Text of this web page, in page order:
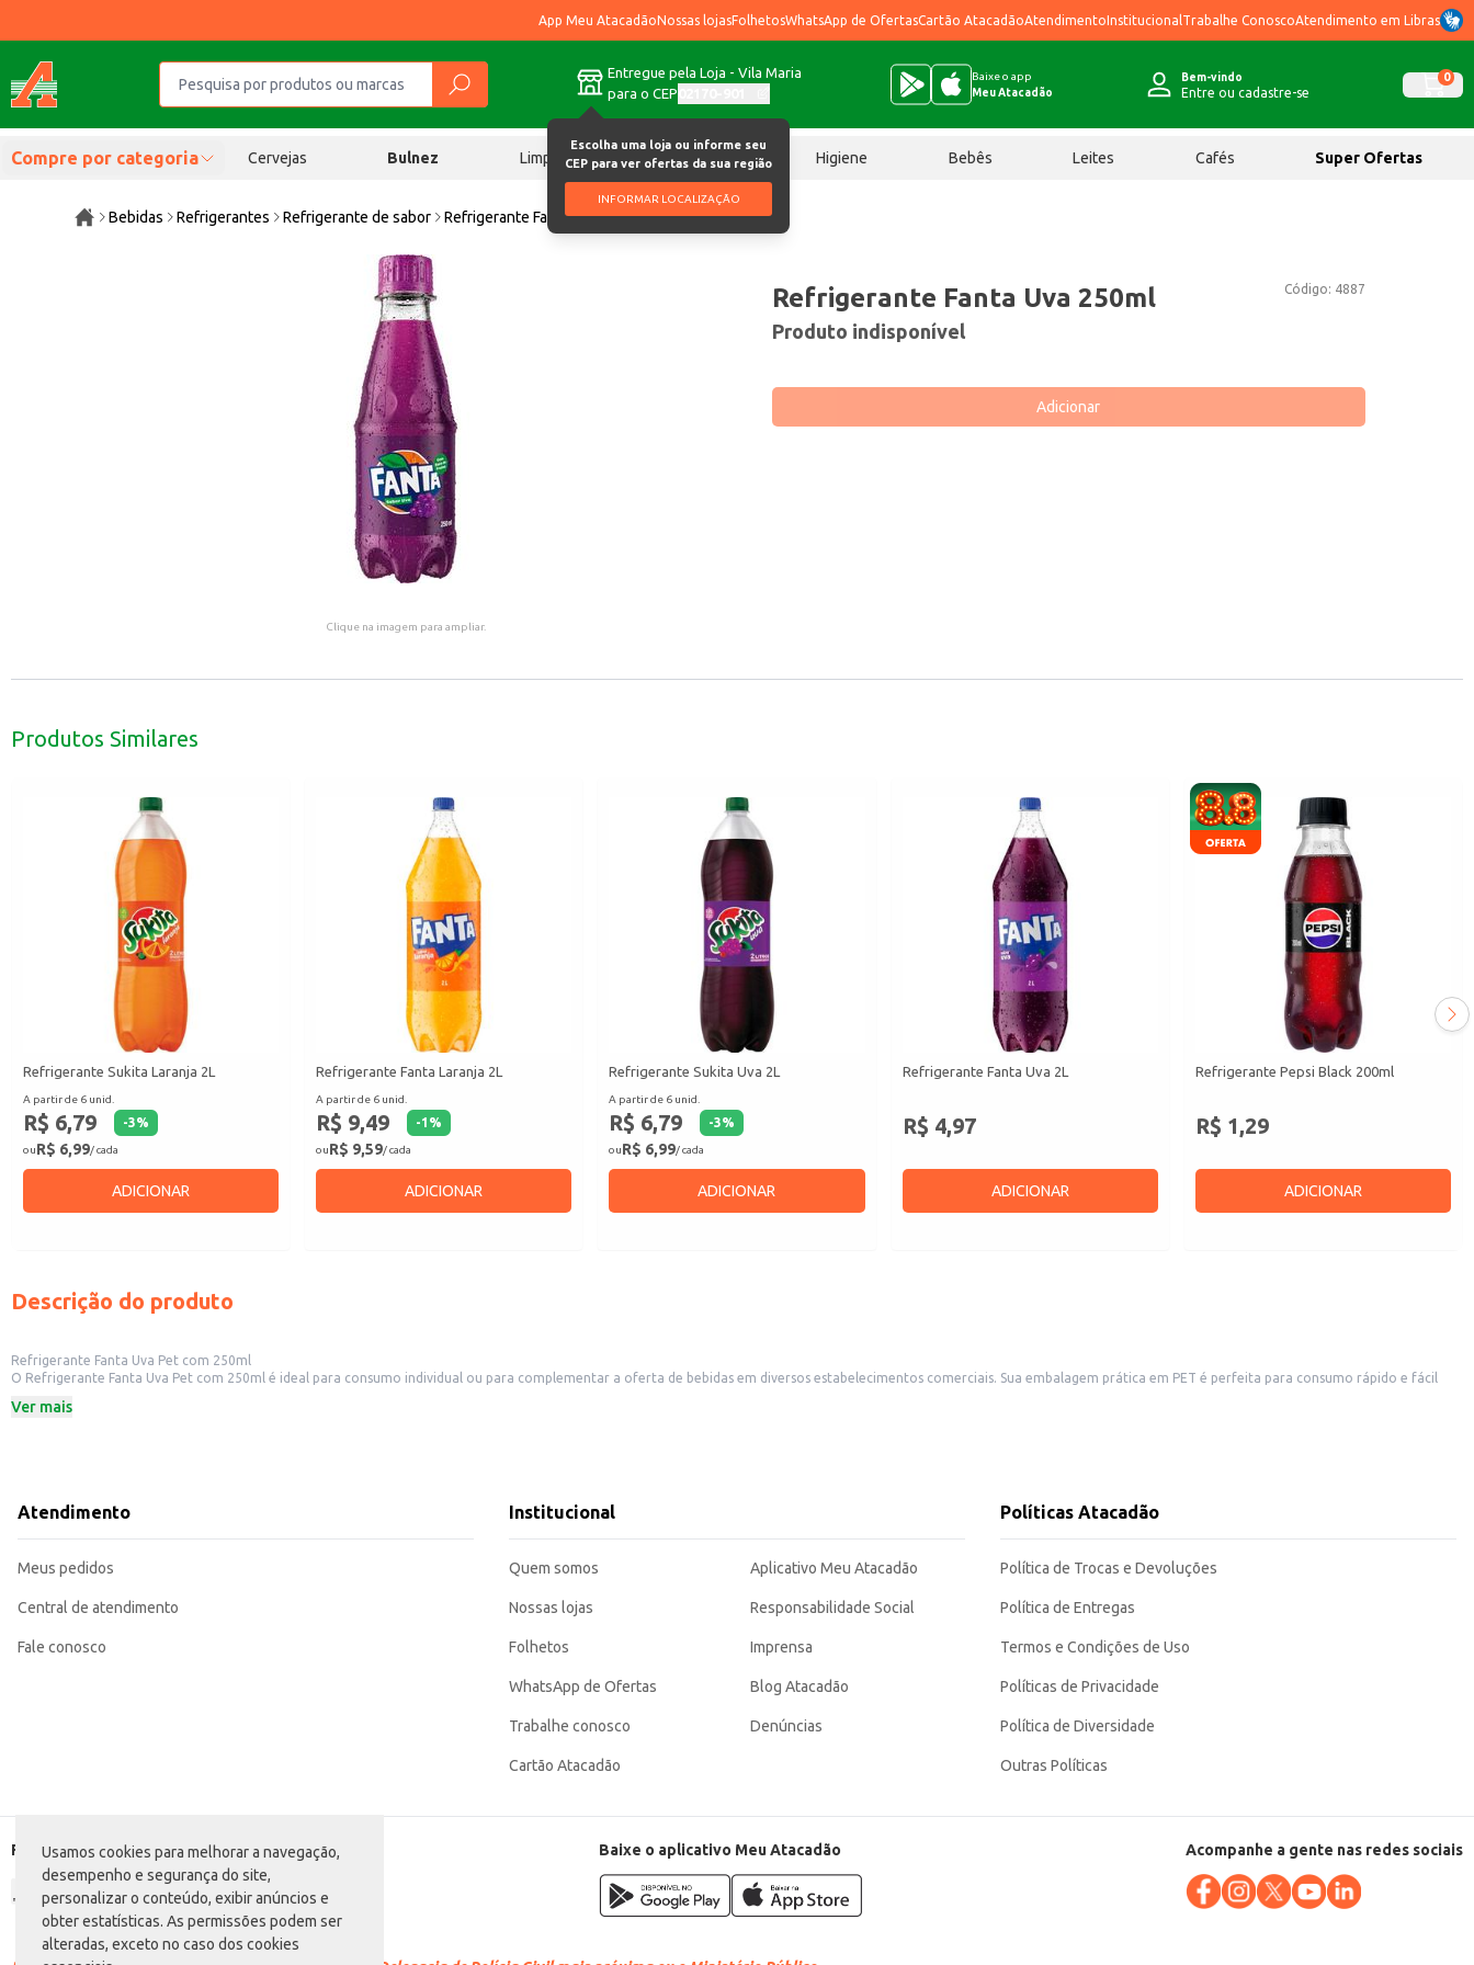
Usamos cookies para melhorar a navegação,
desempenho e segurança do site,
personalizar o conteúdo, exibir anúncios e
obter estatísticas. As permissões podem ser
alteradas, exceto no caso dos cookies
App Meu AtacadãoNossas lojasFolhetosWhatsApp de OfertasCartão AtacadãoAtendimentoInstitucional Trabalhe ConoscoAtendimento em Libras
Entregue pela Loja - Vila Maria
para o CEP
Escolha uma loja ou informe seu
CEP para ver ofertas da sua região
INFORMAR LOCALIZAÇÃO
Baixe o app
Meu Atacadão
Bem-vindo
Entre ou cadastre-se
0
Compre por categoria Cervejas Bulnez Limpeza Chocolates Higiene Bebês Leites Cafés Super Ofertas
Bebidas Refrigerantes Refrigerante de sabor Refrigerante Fanta Uva 250ml
Clique na imagem para ampliar.
Código: 4887
Refrigerante Fanta Uva 250ml
Produto indisponível
Adicionar
Produtos Similares
Refrigerante Sukita Laranja 2L
A partir de 6 unid.
R$ 6,79 -3%
ouR$ 6,99/ cada
ADICIONAR
Refrigerante Fanta Laranja 2L
A partir de 6 unid.
R$ 9,49 -1 %
ouR$ 9,59/ cada
ADICIONAR
Refrigerante Sukita Uva 2L
A partir de 6 unid.
R$ 6,79 -3%
ouR$ 6,99/ cada
ADICIONAR
Refrigerante Fanta Uva 2L
R$ 4,97
ADICIONAR
Refrigerante Pepsi Black 200ml
R$ 1,29
ADICIONAR
Descrição do produto
Refrigerante Fanta Uva Pet com 250ml
O Refrigerante Fanta Uva Pet com 250ml é ideal para consumo individual ou para complementar a oferta de bebidas em diversos estabelecimentos comerciais. Sua embalagem prática em PET é perfeita para consumo rápido e fácil
Embalagem: PET 250ml
Recomendada para revenda em pequenos comércios.
A Fanta Uva em embalagem PET de 250ml oferece praticidade e o sabor refrescante que seus clientes apreciam, sendo uma opção conveniente e de fácil manuseio para o dia a dia.
Ver mais
Atendimento
Meus pedidos
Central de atendimento
Fale conosco
Institucional
Quem somos
Nossas lojas
Folhetos
WhatsApp de Ofertas
Trabalhe conosco
Cartão Atacadão
Aplicativo Meu Atacadão
Responsabilidade Social
Imprensa
Blog Atacadão
Denúncias
Políticas Atacadão
Política de Trocas e Devoluções
Política de Entregas
Termos e Condições de Uso
Políticas de Privacidade
Política de Diversidade
Outras Políticas
Formas de pagamento Baixe o aplicativo Meu Atacadão Acompanhe a gente nas redes sociais